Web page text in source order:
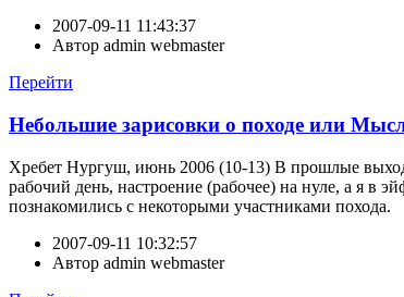
2007-09-11 11:43:37
Автор admin webmaster
Перейти
Небольшие зарисовки о походе или
Хребет Нургуш, июнь 2006 (10-13) В прошлые
рабочий день, настроение (рабочее) на нуле, а я в
познакомились с некоторыми участниками похода.
2007-09-11 10:32:57
Автор admin webmaster